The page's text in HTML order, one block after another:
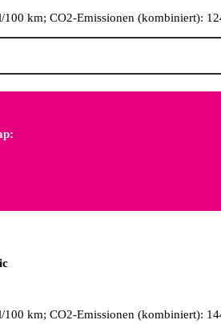
100 km; CO2-Emissionen (kombiniert):
100 km; CO2-Emissionen (kombiniert):